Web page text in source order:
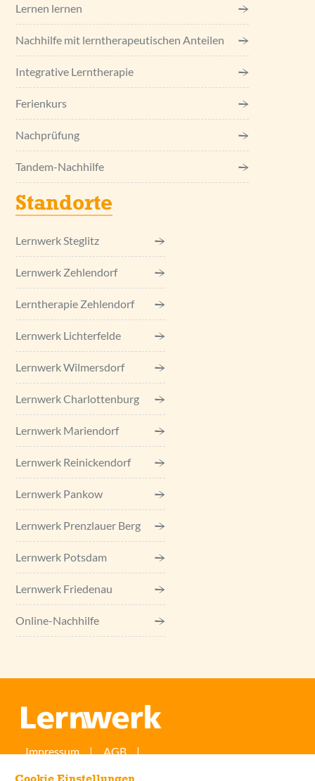
Lernen lernen
Nachhilfe mit lerntherapeutischen Anteilen
Integrative Lerntherapie
Ferienkurs
Nachprüfung
Tandem-Nachhilfe
Standorte
Lernwerk Steglitz
Lernwerk Zehlendorf
Lerntherapie Zehlendorf
Lernwerk Lichterfelde
Lernwerk Wilmersdorf
Lernwerk Charlottenburg
Lernwerk Mariendorf
Lernwerk Reinickendorf
Lernwerk Pankow
Lernwerk Prenzlauer Berg
Lernwerk Potsdam
Lernwerk Friedenau
Online-Nachhilfe
Impressum
AGB